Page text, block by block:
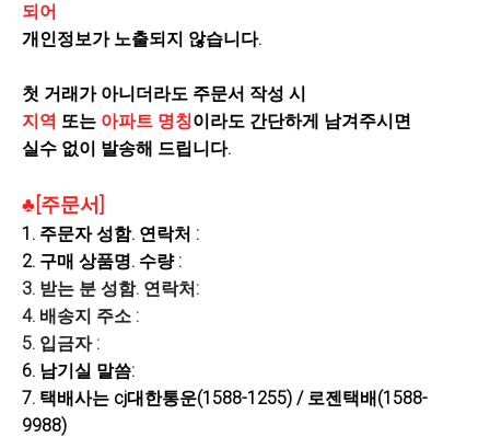
되어
개인정보가 노출되지 않습니다.
첫 거래가 아니더라도 주문서 작성 시
지역 또는 아파트 명칭이라도 간단하게 남겨주시면
실수 없이 발송해 드립니다.
♣[주문서]
1. 주문자성함. 연락처 :
2. 구매 상품명. 수량 :
3. 받는 분 성함. 연락처:
4. 배송지 주소 :
5. 입금자 :
6. 남기실 말씀:
7. 택배사는 cj대한통운(1588-1255) / 로젠택배(1588-
9988)